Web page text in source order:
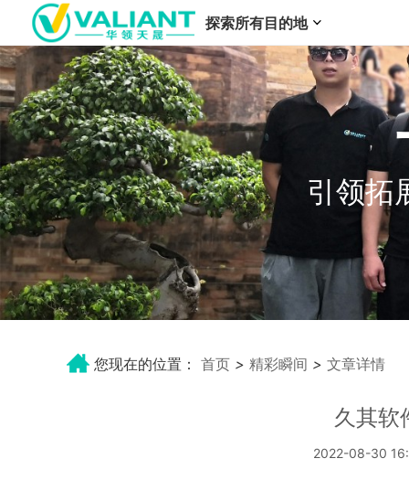
探索所有目的地
引领拓
您现在的位置： 首页 > 精彩瞬间 > 文章详情
久其软
2022-08-30